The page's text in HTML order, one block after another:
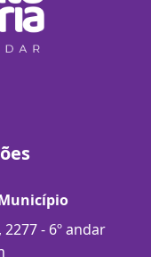
- 6º andar